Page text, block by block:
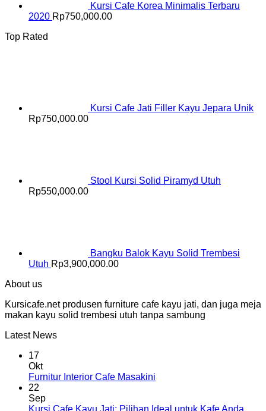
Kursi Cafe Korea Minimalis Terbaru
2020 Rp750,000.00
Top Rated
Kursi Cafe Jati Filler Kayu Jepara Unik
Rp750,000.00
Stool Kursi Solid Piramyd Utuh
Rp550,000.00
Bangku Balok Kayu Solid Trembesi
Utuh Rp3,900,000.00
About us
Kursicafe.net produsen furniture cafe kayu jati, dan juga meja
makan kayu solid trembesi utuh tanpa sambung
Latest News
17
Okt
Furnitur Interior Cafe Masakini
22
Sep